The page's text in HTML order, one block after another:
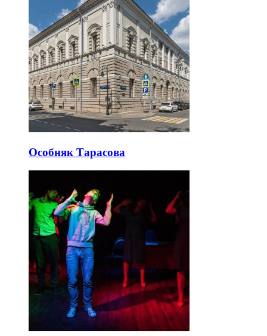
Особняк Тарасова